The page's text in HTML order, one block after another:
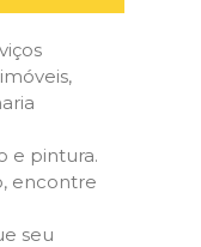
e pintura.
encontre
seu